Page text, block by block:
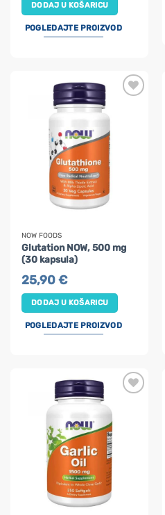
DODAJ U KOŠARICU
POGLEDAJTE PROIZVOD
NOW FOODS
Glutation NOW, 500 mg
(30 kapsula)
25,90€
DODAJ U KOŠARICU
POGLEDAJTE PROIZVOD